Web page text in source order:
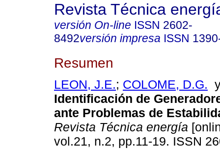
Revista Técnica
versión On-line ISSN 2602-
8492versión impresa ISSN
Resumen
LEON, J.E.; COLOME, D.G.
Identificación de
ante Problemas de
Revista Técnica energía
vol.21, n.2, pp.11-19. ISSN